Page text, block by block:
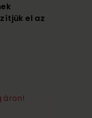
el az
áron!